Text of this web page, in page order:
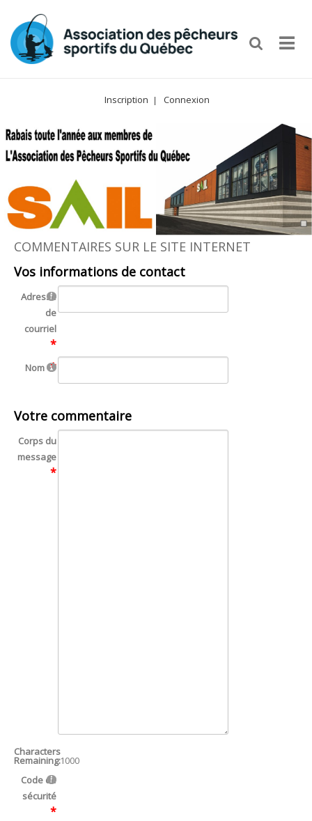
Inscription Connexion
COMMENTAIRES SUR LE SITE INTERNET
Vos informations de contact
Adresse
de
Nom
Votre commentaire
Corps du
message
Characters
Remaining:1000
Code de